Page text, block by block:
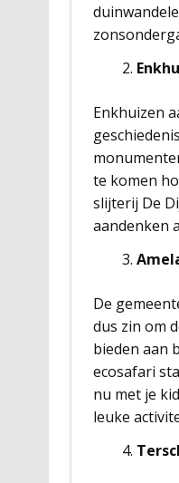
Enkhuizen
te komen
slijterij De
aandenken
De
dus zin om
bieden aan
ecosafari
nu met je
leuke